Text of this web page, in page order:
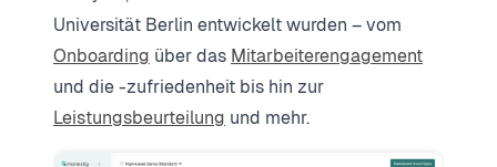
Universität Berlin entwickelt wurden – vom
Onboarding über das Mitarbeiterengagement
und die -zufriedenheit bis hin zur
Leistungsbeurteilung und mehr.